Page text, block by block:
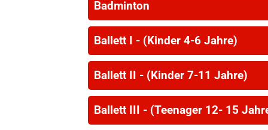
Badminton
Ballett I - (Kinder 4-6 Jahre)
Ballett II - (Kinder 7-11 Jahre)
Ballett III - (Teenager 12- 15